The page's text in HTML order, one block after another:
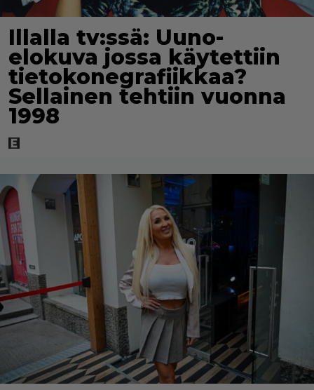
Illalla tv:ssä: Uuno-
elokuva jossa käytettiin
tietokonegrafiikkaa?
Sellainen tehtiin vuonna
1998